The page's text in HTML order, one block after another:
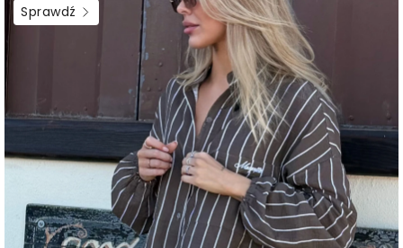
Sprawdź